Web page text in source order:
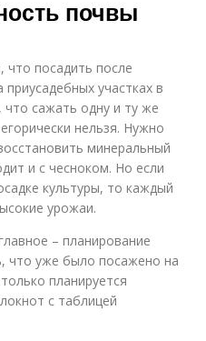
почвы
посадить после
участках в
сажать одну и ту же
нельзя. Нужно
минеральный
и с чесноком. Но если
культуры, то каждый
урожаи.
– планирование
что уже было посажено на
планируется
с таблицей